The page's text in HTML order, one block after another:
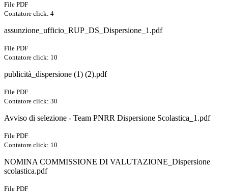
File PDF
Contatore click: 4
assunzione_ufficio_RUP_DS_Dispersione_1.pdf
File PDF
Contatore click: 10
publicità_dispersione (1) (2).pdf
File PDF
Contatore click: 30
Avviso di selezione - Team PNRR Dispersione Scolastica_1.pdf
File PDF
Contatore click: 10
NOMINA COMMISSIONE DI VALUTAZIONE_Dispersione
scolastica.pdf
File PDF